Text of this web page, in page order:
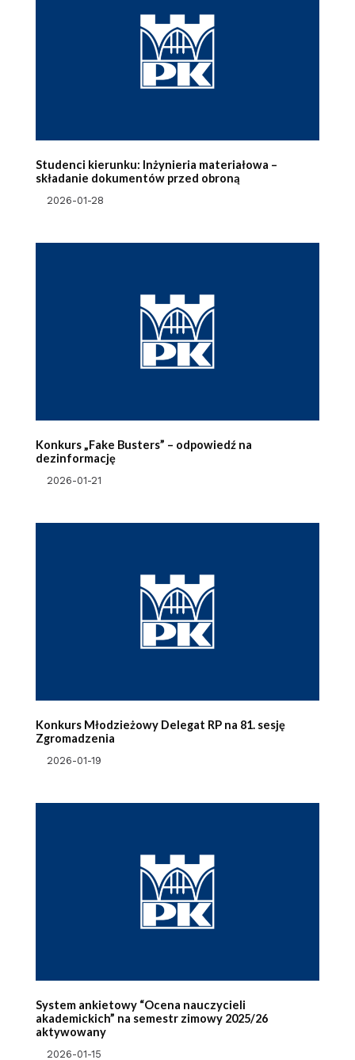
Studenci kierunku: Inżynieria materiałowa –
składanie dokumentów przed obroną
2026-01-28
Konkurs „Fake Busters” – odpowiedź na
dezinformację
2026-01-21
Konkurs Młodzieżowy Delegat RP na 81. sesję
Zgromadzenia
2026-01-19
System ankietowy “Ocena nauczycieli
akademickich” na semestr zimowy 2025/26
aktywowany
2026-01-15